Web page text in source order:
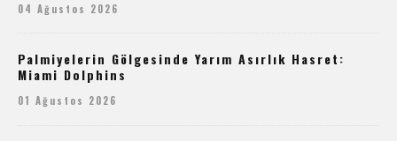
04 Ağustos 2026
Palmiyelerin Gölgesinde Yarım Asırlık Hasret:
Miami Dolphins
01 Ağustos 2026